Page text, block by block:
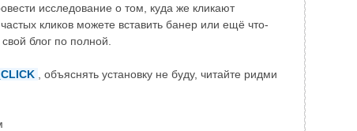
исследование о том, куда же кликают
кликов можете вставить банер или ещё что-
блог по полной.
, объяснять установку не буду, читайте ридми